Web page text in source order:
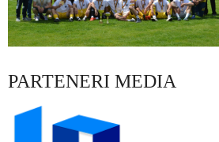
PARTENERI MEDIA